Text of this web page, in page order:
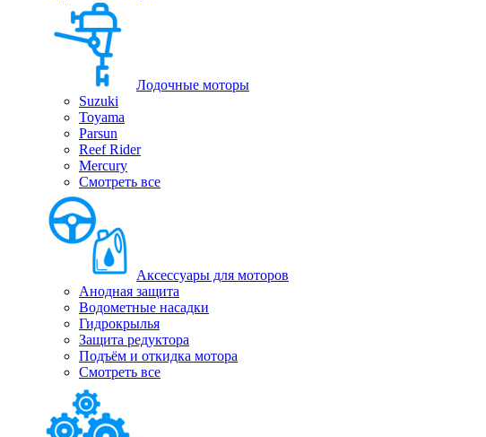
Лодочные моторы
Suzuki
Toyama
Parsun
Reef Rider
Mercury
Смотреть все
Аксессуары для моторов
Анодная защита
Водометные насадки
Гидрокрылья
Защита редуктора
Подъём и откидка мотора
Смотреть все